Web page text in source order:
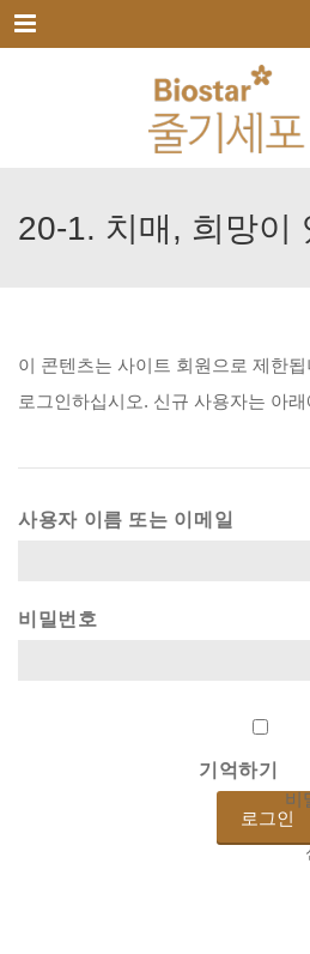
메뉴
20-1. 치매, 희망이
이 콘텐츠는 사이트 회원으로 제한됩
로그인하십시오. 신규 사용자는 아래
사용자 이름 또는 이메일
비밀번호
기억하기
비